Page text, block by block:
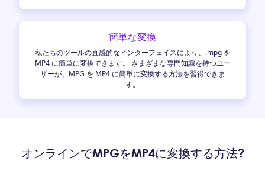
簡単な変換
私たちのツールの直感的なインターフェイスにより、.mpg を
MP4 に簡単に変換できます。 さまざまな専門知識を持つユー
ザーが、MPG を MP4 に簡単に変換する方法を習得できま
す。
オンラインでMPGをMP4に変換する方法?